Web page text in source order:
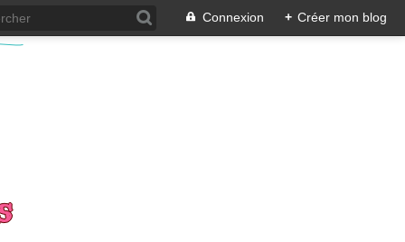
Connexion + Créer mon blog